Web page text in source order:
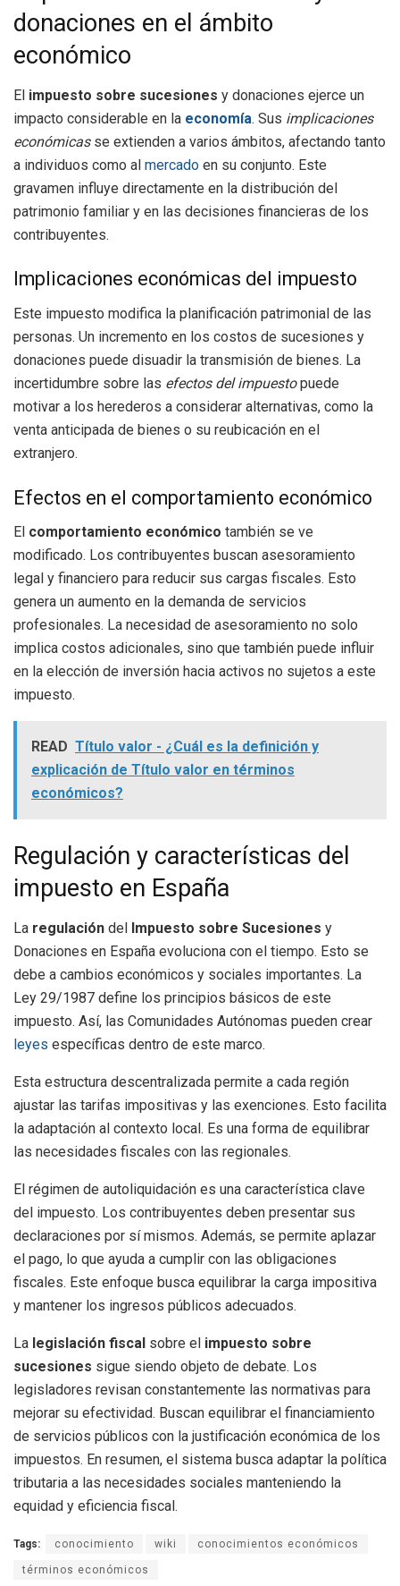
donaciones en el ámbito
económico
El impuesto sobre sucesiones y donaciones ejerce un
impacto considerable en la economía. Sus implicaciones
económicasse extienden a varios ámbitos, afectando tanto
a individuos como al mercado en su conjunto. Este
gravamen influye directamente en la distribución del
patrimonio familiar y en las decisiones financieras de los
contribuyentes.
Implicaciones económicas del impuesto
Este impuesto modifica la planificación patrimonial de las
personas. Un incremento en los costos de sucesiones y
donaciones puede disuadir la transmisión de bienes. La
incertidumbre sobre las efectos del impuestopuede
motivar a los herederos a considerar alternativas, como la
venta anticipada de bienes o su reubicación en el
extranjero.
Efectos en el comportamiento económico
El comportamiento económico también se ve
modificado. Los contribuyentes buscan asesoramiento
legal y financiero para reducir sus cargas fiscales. Esto
genera un aumento en la demanda de servicios
profesionales. La necesidad de asesoramiento no solo
implica costos adicionales, sino que también puede influir
en la elección de inversión hacia activos no sujetos a este
impuesto.
READ Título valor - ¿Cuál es la definición y
explicación de Título valor en términos
económicos?
Regulación y características del
impuesto en España
La regulación del Impuesto sobre Sucesiones y
Donaciones en España evoluciona con el tiempo. Esto se
debe a cambios económicos y sociales importantes. La
Ley 29/1987 define los principios básicos de este
impuesto. Así, las Comunidades Autónomas pueden crear
leyes específicas dentro de este marco.
Esta estructura descentralizada permite a cada región
ajustar las tarifas impositivas y las exenciones. Esto facilita
la adaptación al contexto local. Es una forma de equilibrar
las necesidades fiscales con las regionales.
El régimen de autoliquidación es una característica clave
del impuesto. Los contribuyentes deben presentar sus
declaraciones por sí mismos. Además, se permite aplazar
el pago, lo que ayuda a cumplir con las obligaciones
fiscales. Este enfoque busca equilibrar la carga impositiva
y mantener los ingresos públicos adecuados.
La legislación fiscal sobre el impuesto sobre
sucesiones sigue siendo objeto de debate. Los
legisladores revisan constantemente las normativas para
mejorar su efectividad. Buscan equilibrar el financiamiento
de servicios públicos con la justificación económica de los
impuestos. En resumen, el sistema busca adaptar la política
tributaria a las necesidades sociales manteniendo la
equidad y eficiencia fiscal.
Tags: conocimiento wiki conocimientos económicos
términos económicos